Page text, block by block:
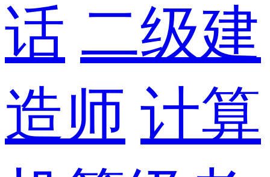
话 二级建
造师 计算